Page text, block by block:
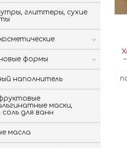
глиттеры, сухие
формы
наполнитель
маски,
соль для ванн
масла